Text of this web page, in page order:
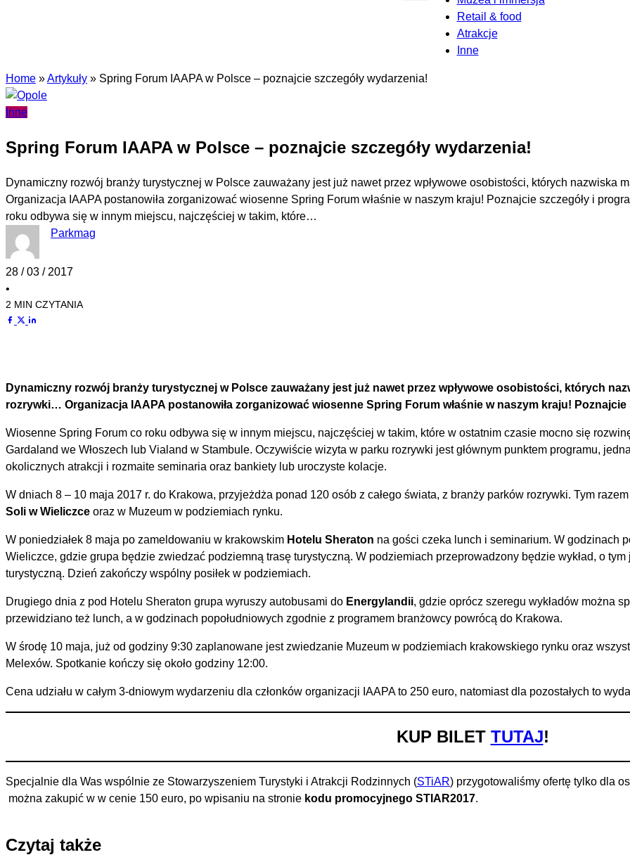
Retail & food
Atrakcje
Inne
Home »Artykuły » Spring Forum IAAPA w Polsce – poznajcie szczegóły wydarzenia!
Inne
Spring Forum IAAPA w Polsce – poznajcie szczegóły wydarzenia!
Dynamiczny rozwój branży turystycznej w Polsce zauważany jest już nawet przez wpływowe osobistości, których
Organizacja IAAPA postanowiła zorganizować wiosenne Spring Forum właśnie w naszym kraju! Poznajcie szczegóły i
roku odbywa się w innym miejscu, najczęściej w takim, które…
Parkmag
28 / 03 / 2017
•
2 MIN CZYTANIA
Dynamiczny rozwój branży turystycznej w Polsce zauważany jest już nawet przez wpływowe osobistości, których
rozrywki… Organizacja IAAPA postanowiła zorganizować wiosenne Spring Forum właśnie w naszym kraju!
Wiosenne Spring Forum co roku odbywa się w innym miejscu, najczęściej w takim, które w ostatnim czasie mocno się
Gardaland we Włoszech lub Vialand w Stambule. Oczywiście wizyta w parku rozrywki jest głównym punktem programu,
okolicznych atrakcji i rozmaite seminaria oraz bankiety lub uroczyste kolacje.
W dniach 8 – 10 maja 2017 r. do Krakowa, przyjeżdża ponad 120 osób z całego świata, z branży parków rozrywki. Tym
Soli w Wieliczce oraz w Muzeum w podziemiach rynku.
W poniedziałek 8 maja po zameldowaniu w krakowskim Hotelu Sheraton na gości czeka lunch i seminarium. W godzinach
Wieliczce, gdzie grupa będzie zwiedzać podziemną trasę turystyczną. W podziemiach przeprowadzony będzie wykład, o
turystyczną. Dzień zakończy wspólny posiłek w podziemiach.
Drugiego dnia z pod Hotelu Sheraton grupa wyruszy autobusami do Energylandii, gdzie oprócz szeregu wykładów można
przewidziano też lunch, a w godzinach popołudniowych zgodnie z programem branżowcy powrócą do Krakowa.
W środę 10 maja, już od godziny 9:30 zaplanowane jest zwiedzanie Muzeum w podziemiach krakowskiego rynku oraz
Melexów. Spotkanie kończy się około godziny 12:00.
Cena udziału w całym 3-dniowym wydarzeniu dla członków organizacji IAAPA to 250 euro, natomiast dla pozostałych to
KUP BILET TUTAJ!
Specjalnie dla Was wspólnie ze Stowarzyszeniem Turystyki i Atrakcji Rodzinnych (STiAR) przygotowaliśmy ofertę tylko dla
można zakupić w w cenie 150 euro, po wpisaniu na stronie kodu promocyjnego STIAR2017.
Czytaj także